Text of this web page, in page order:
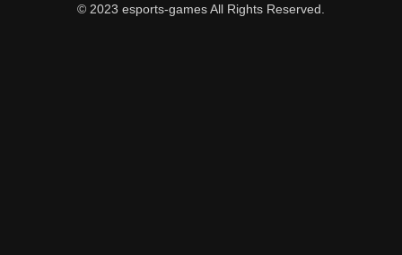
© 2023 esports-games All Rights Reserved.